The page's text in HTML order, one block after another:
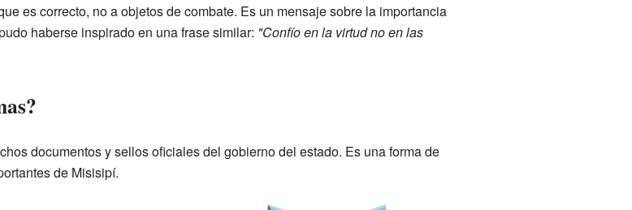
es correcto, no a objetos de combate. Es un mensaje sobre la importancia
haberse inspirado en una frase similar: "Confío en la virtud no en las
documentos y sellos oficiales del gobierno del estado. Es una forma de
de Misisipí.